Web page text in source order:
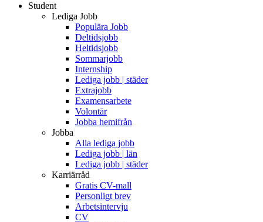
Student
Lediga Jobb
Populära Jobb
Deltidsjobb
Heltidsjobb
Sommarjobb
Internship
Lediga jobb | städer
Extrajobb
Examensarbete
Volontär
Jobba hemifrån
Jobba
Alla lediga jobb
Lediga jobb | län
Lediga jobb | städer
Karriärråd
Gratis CV-mall
Personligt brev
Arbetsintervju
CV